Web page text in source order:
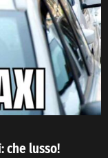
che lusso!